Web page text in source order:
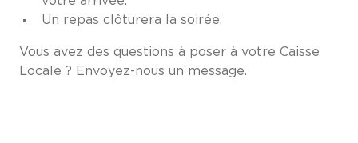
Un repas clôturera la soirée.
Vous avez des questions à poser à votre Caisse
Locale ? Envoyez-nous un message.